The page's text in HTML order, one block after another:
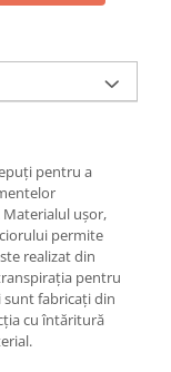
pentru a
Materialul ușor,
permite
realizat din
pentru
sunt fabricați din
cu întăritură